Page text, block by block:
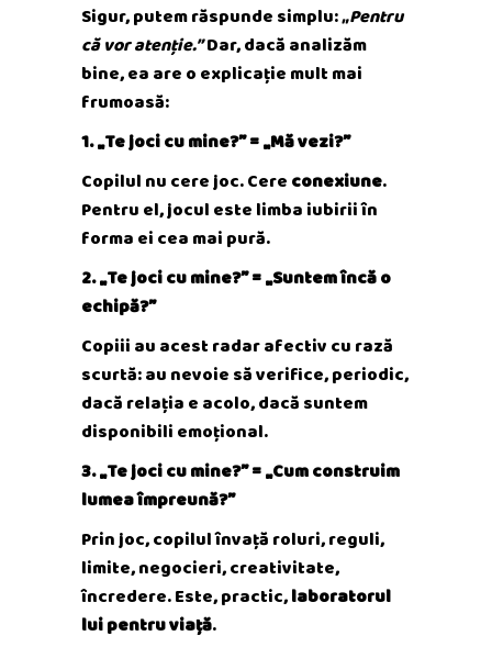
Sigur, putem răspunde simplu:„Pentru
că vor atenție.”Dar, dacă analizăm
bine, ea are o explicație mult mai
frumoasă:
1. „Te joci cu mine?” = „Mă vezi?”
Copilul nu cere joc. Cere conexiune.
Pentru el, jocul este limba iubirii în
forma ei cea mai pură.
2. „Te joci cu mine?” = „Suntem încă o
echipă?”
Copiii au acest radar afectiv cu rază
scurtă: au nevoie să verifice, periodic,
dacă relația e acolo, dacă suntem
disponibili emoțional.
3. „Te joci cu mine?” = „Cum construim
lumea împreună?”
Prin joc, copilul învață roluri, reguli,
limite, negocieri, creativitate,
încredere. Este, practic,laboratorul
lui pentru viață.